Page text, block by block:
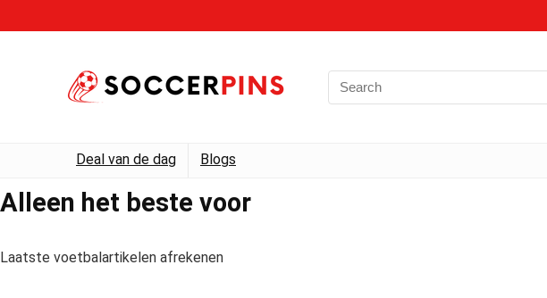
Deal van de dag Blogs
Alleen het beste voor
Laatste voetbalartikelen afrekenen